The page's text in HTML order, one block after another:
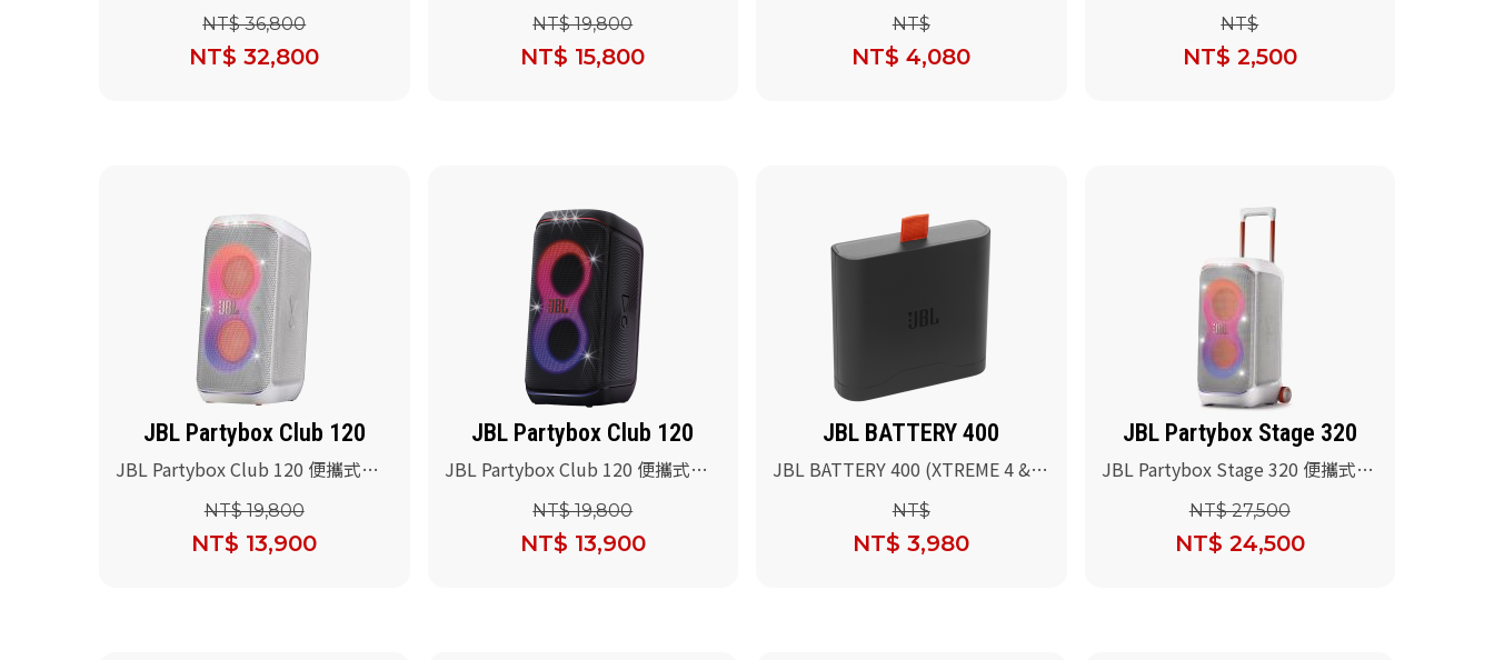
NT$ 36,800
NT$ 32,800
NT$ 19,800
NT$ 15,800
NT$
NT$ 4,080
120 & Partybox Encore 2電池)
NT$
NT$ 2,500
JBL Partybox Club 120
JBL Partybox Club 120 便攜式派
對藍牙音響(白色)
NT$ 19,800
NT$ 13,900
JBL Partybox Club 120
JBL Partybox Club 120 便攜式派
對藍牙音響(黑色)
NT$ 19,800
NT$ 13,900
JBL BATTERY 400
JBL BATTERY 400 (XTREME 4 &
PARTYBOX STAGE 320電池)
NT$
NT$ 3,980
JBL Partybox Stage 320
JBL Partybox Stage 320 便攜式派
對藍牙喇叭(白色)
NT$ 27,500
NT$ 24,500